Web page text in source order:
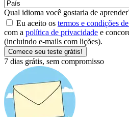
Qual idioma você gostaria de
Eu aceito os termos e condições
com a política de privacidade e
(incluindo e-mails com lições).
Comece seu teste grátis!
7 dias grátis, sem compromisso